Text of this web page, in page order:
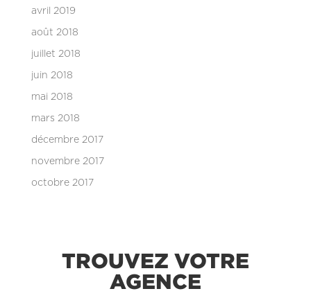
avril 2019
août 2018
juillet 2018
juin 2018
mai 2018
mars 2018
décembre 2017
novembre 2017
octobre 2017
TROUVEZ VOTRE
AGENCE